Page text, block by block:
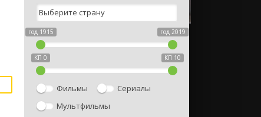
год 1915 год 2019
КП 0 КП 10
Фильмы
Сериалы
Мультфильмы